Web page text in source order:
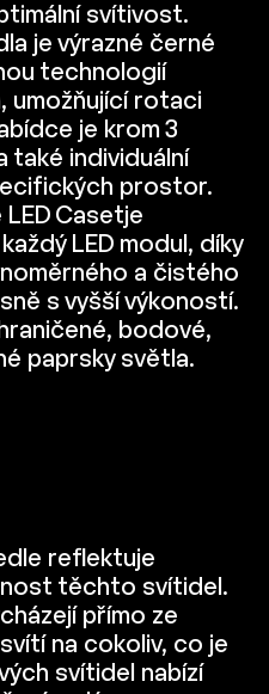
svítivost.
je výrazné černé
technologií
umožňující rotaci
je krom 3
také individuální
prostor.
Casetje
LED modul, díky
a čistého
s vyšší výkoností.
bodové,
paprsky světla.
reflektuje
těchto svítidel.
přímo ze
na cokoliv, co je
svítidel nabízí